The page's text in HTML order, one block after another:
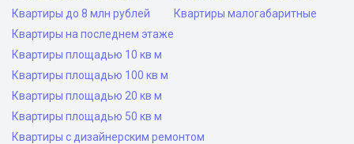
Квартиры до 8 млн рублей
Квартиры малогабаритные
Квартиры на последнем этаже
Квартиры площадью 10 кв м
Квартиры площадью 100 кв м
Квартиры площадью 20 кв м
Квартиры площадью 50 кв м
Квартиры с дизайнерским ремонтом